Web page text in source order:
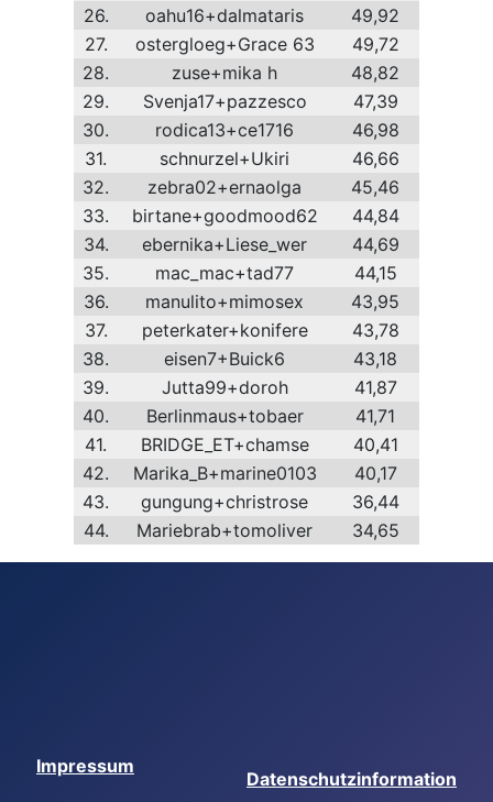
26.
oahu16+dalmataris
49,92
27.
ostergloeg+Grace 63
49,72
28.
zuse+mika h
48,82
29.
Svenja17+pazzesco
47,39
30.
rodica13+ce1716
46,98
31.
schnurzel+Ukiri
46,66
32.
zebra02+ernaolga
45,46
33.
birtane+goodmood62
44,84
34.
ebernika+Liese_wer
44,69
35.
mac_mac+tad77
44,15
36.
manulito+mimosex
43,95
37.
peterkater+konifere
43,78
38.
eisen7+Buick6
43,18
39.
Jutta99+doroh
41,87
40.
Berlinmaus+tobaer
41,71
41.
BRIDGE_ET+chamse
40,41
42.
Marika_B+marine0103
40,17
43.
gungung+christrose
36,44
44.
Mariebrab+tomoliver 34,65
Impressum
Datenschutzinformation